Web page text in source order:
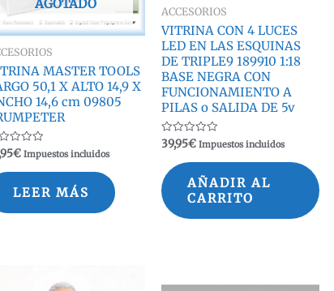
AGOTADO
MASTER TOOLS
50,1 X ALTO 14,9 X
14,6 cm 09805
€ Impuestos incluidos
LEER MÁS
ACCESORIOS
VITRINA CON 4 LUCES
LED EN LAS ESQUINAS
DE TRIPLE9 189910 1:18
BASE NEGRA CON
FUNCIONAMIENTO A
PILAS o SALIDA DE 5v
Valorado
con
de
5
39,95€ Impuestos incluidos
AÑADIR AL
CARRITO